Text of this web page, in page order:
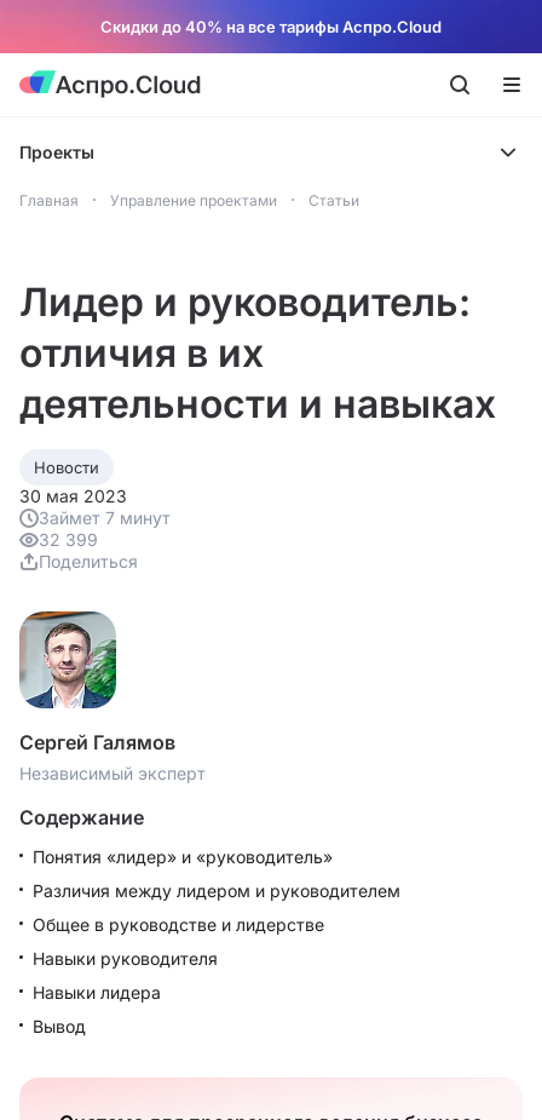
Скидки до 40% на все тарифы Аспро.Cloud
Проекты
Главная Управление проектами Статьи
Лидер и руководитель:
отличия в их
деятельности и навыках
Новости
30 мая 2023
Займет 7 минут
32 399
Поделиться
Сергей Галямов
Независимый эксперт
Содержание
Понятия «лидер» и «руководитель»
Различия между лидером и руководителем
Общее в руководстве и лидерстве
Навыки руководителя
Навыки лидера
Вывод